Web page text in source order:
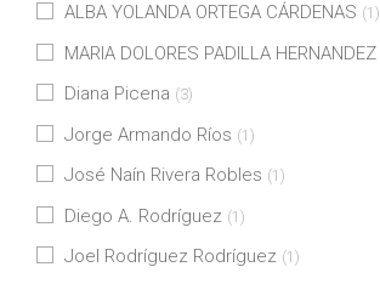
ALBA YOLANDA ORTEGA CÁRDENAS (1)
MARIA DOLORES PADILLA HERNANDEZ
Diana Picena (3)
Jorge Armando Ríos (1)
José Naín Rivera Robles (1)
Diego A. Rodríguez (1)
Joel Rodríguez Rodríguez (1)